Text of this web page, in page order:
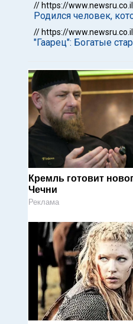
// https://
Родился человек,
// https://
"Гаарец": Богатые
Кремль готовит
Чечни
Реклама